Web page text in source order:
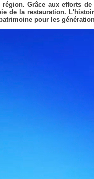
Grâce aux efforts
de la restauration.
pour les